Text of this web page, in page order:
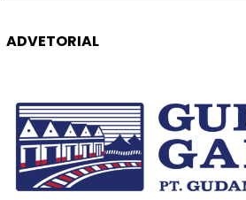
ADVETORIAL